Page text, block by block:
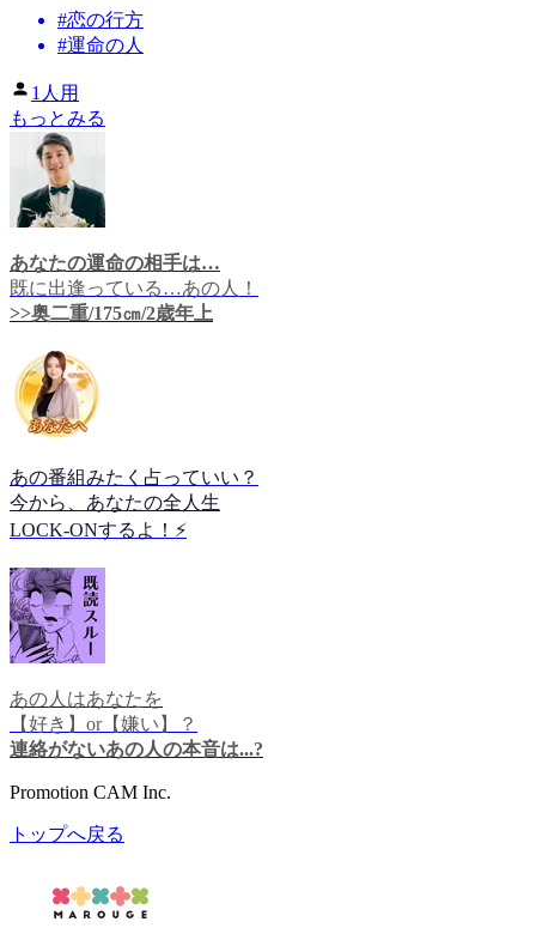
#恋の行方
#運命の人
1人用
もっとみる
あなたの運命の相手は…
既に出逢っている…あの人！
>>奥二重/175㎝/2歳年上
あの番組みたく占っていい？
今から、あなたの全人生
LOCK-ONするよ！⚡️
あの人はあなたを
【好き】or【嫌い】？
連絡がないあの人の本音は...?
Promotion CAM Inc.
トップへ戻る